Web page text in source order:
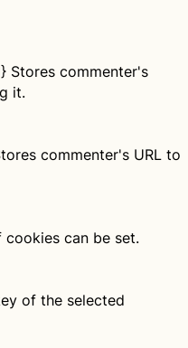
Stores commenter's
it.
commenter's URL to
cookies can be set.
of the selected